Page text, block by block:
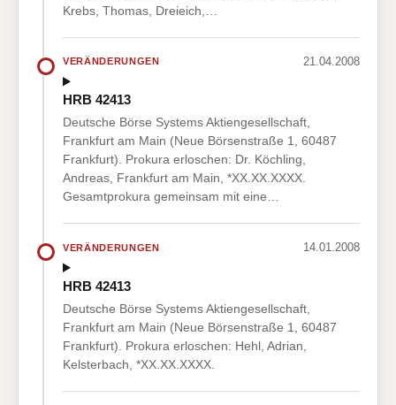
Krebs, Thomas, Dreieich,…
VERÄNDERUNGEN 21.04.2008
HRB 42413
Deutsche Börse Systems Aktiengesellschaft,
Frankfurt am Main (Neue Börsenstraße 1, 60487
Frankfurt). Prokura erloschen: Dr. Köchling,
Andreas, Frankfurt am Main, *XX.XX.XXXX.
Gesamtprokura gemeinsam mit eine…
VERÄNDERUNGEN 14.01.2008
HRB 42413
Deutsche Börse Systems Aktiengesellschaft,
Frankfurt am Main (Neue Börsenstraße 1, 60487
Frankfurt). Prokura erloschen: Hehl, Adrian,
Kelsterbach, *XX.XX.XXXX.